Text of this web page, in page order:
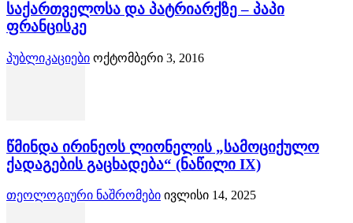
საქართველოსა და პატრიარქზე – პაპი
ფრანცისკე
პუბლიკაციები ოქტომბერი 3, 2016
წმინდა ირინეოს ლიონელის „სამოციქულო
ქადაგების გაცხადება“ (ნაწილი IX)
თეოლოგიური ნაშრომები ივლისი 14, 2025